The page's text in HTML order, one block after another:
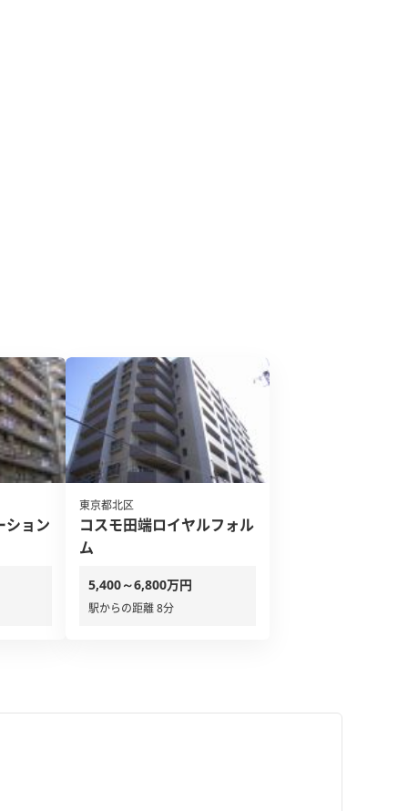
ション
東京都北区
コスモ田端ロイヤルフォル
ム
5,400～6,800万円
駅からの距離 8分